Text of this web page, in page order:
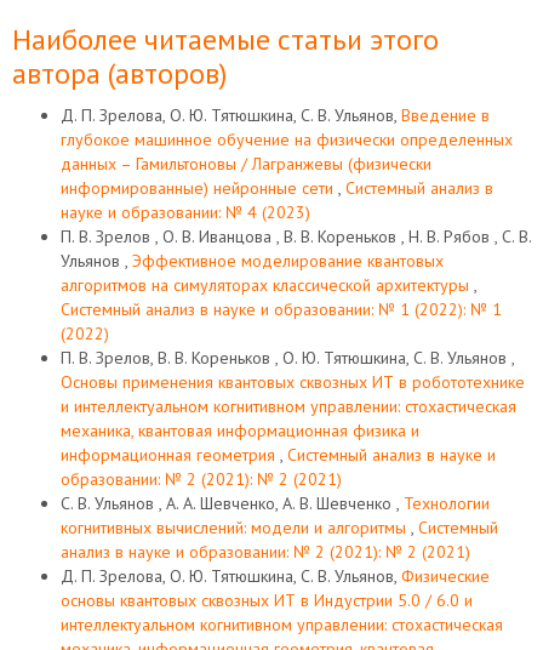
Наиболее читаемые статьи этого
автора (авторов)
Д. П. Зрелова, О. Ю. Тятюшкина, С. В. Ульянов, Введение в
глубокое машинное обучение на физически определенных
данных – Гамильтоновы / Лагранжевы (физически
информированные) нейронные сети , Системный анализ в
науке и образовании: № 4 (2023)
П. В. Зрелов , О. В. Иванцова , В. В. Кореньков , Н. В. Рябов , С. В.
Ульянов , Эффективное моделирование квантовых
алгоритмов на симуляторах классической архитектуры ,
Системный анализ в науке и образовании: № 1 (2022): № 1
(2022)
П. В. Зрелов, В. В. Кореньков , О. Ю. Тятюшкина, С. В. Ульянов ,
Основы применения квантовых сквозных ИТ в робототехнике
и интеллектуальном когнитивном управлении: стохастическая
механика, квантовая информационная физика и
информационная геометрия , Системный анализ в науке и
образовании: № 2 (2021): № 2 (2021)
С. В. Ульянов , А. А. Шевченко, А. В. Шевченко , Технологии
когнитивных вычислений: модели и алгоритмы , Системный
анализ в науке и образовании: № 2 (2021): № 2 (2021)
Д. П. Зрелова, О. Ю. Тятюшкина, С. В. Ульянов, Физические
основы квантовых сквозных ИТ в Индустрии 5.0 / 6.0 и
интеллектуальном когнитивном управлении: стохастическая